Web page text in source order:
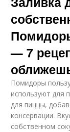
— 7
Помидоры
используют для
для пиццы,
консервации.
собственном